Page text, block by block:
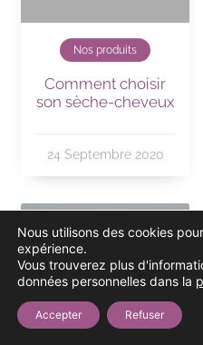
Nos produits
Comment choisir
son sèche-cheveux
24 Septembre 2020
Nous utilisons des cookies
expérience.
Vous trouverez plus
données personnelles dans la
Accepter Refuser